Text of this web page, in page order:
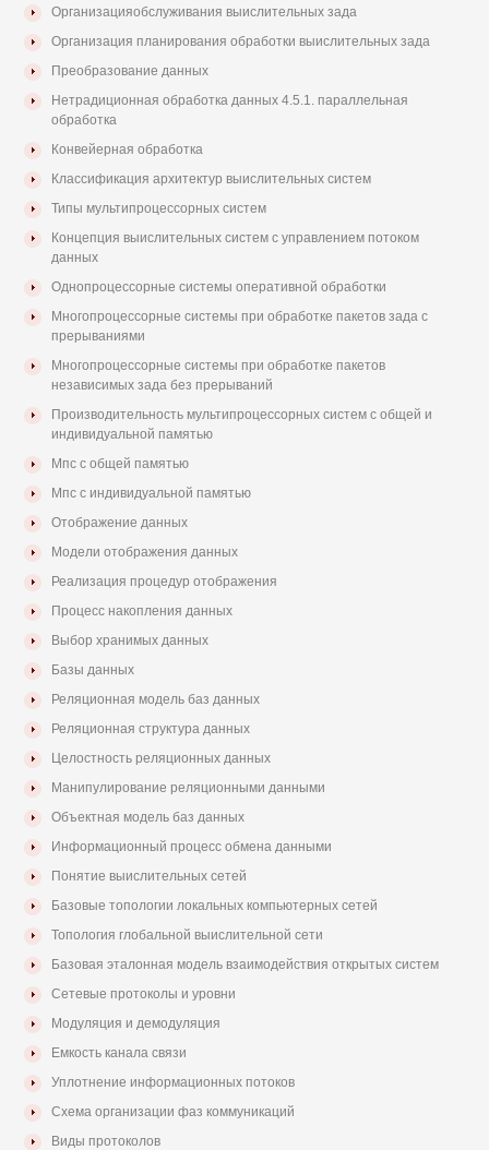
Организацияобслуживания выислительных зада
Организация планирования обработки выислительных зада
Преобразование данных
Нетрадиционная обработка данных 4.5.1. параллельная
обработка
Конвейерная обработка
Классификация архитектур выислительных систем
Типы мультипроцессорных систем
Концепция выислительных систем с управлением потоком
данных
Однопроцессорные системы оперативной обработки
Многопроцессорные системы при обработке пакетов зада с
прерываниями
Многопроцессорные системы при обработке пакетов
независимых зада без прерываний
Производительность мультипроцессорных систем с общей и
индивидуальной памятью
Мпс с общей памятью
Мпс с индивидуальной памятью
Отображение данных
Модели отображения данных
Реализация процедур отображения
Процесс накопления данных
Выбор хранимых данных
Базы данных
Реляционная модель баз данных
Реляционная структура данных
Целостность реляционных данных
Манипулирование реляционными данными
Объектная модель баз данных
Информационный процесс обмена данными
Понятие выислительных сетей
Базовые топологии локальных компьютерных сетей
Топология глобальной выислительной сети
Базовая эталонная модель взаимодействия открытых систем
Сетевые протоколы и уровни
Модуляция и демодуляция
Емкость канала связи
Уплотнение информационных потоков
Схема организации фаз коммуникаций
Виды протоколов